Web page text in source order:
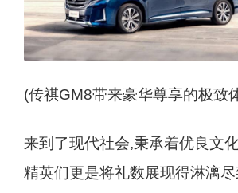
(传祺GM8带来豪华尊享的极致
来到了现代社会,秉承着优良文
精英们更是将礼数展现得淋漓